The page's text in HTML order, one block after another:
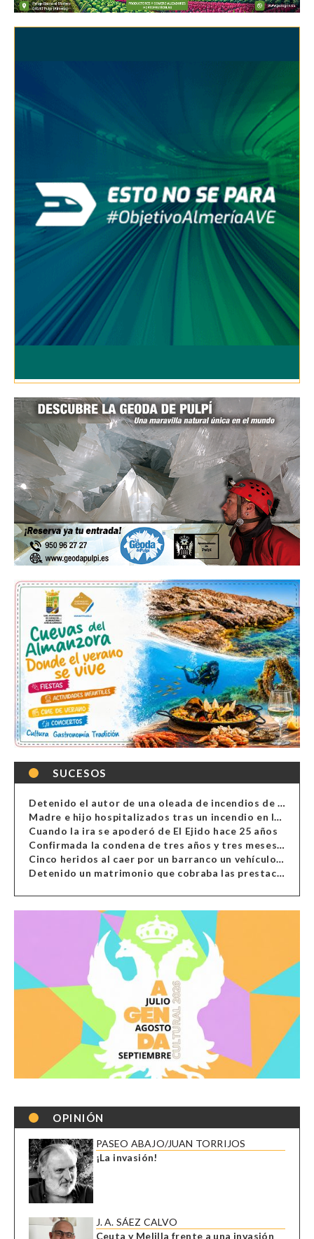
SUCESOS
Detenido el autor de una oleada de incendios de contenedores en Almería
Madre e hijo hospitalizados tras un incendio en la cocina de una vivienda en Almería
Cuando la ira se apoderó de El Ejido hace 25 años
Confirmada la condena de tres años y tres meses al hombre de Antas acusado de xenofobia
Cinco heridos al caer por un barranco un vehículo en Alcolea
Detenido un matrimonio que cobraba las prestaciones de ilegales en Almería, Granada, Málaga, Huelva y Murcia
OPINIÓN
PASEO ABAJO/JUAN TORRIJOS
¡La invasión!
J. A. SÁEZ CALVO
Ceuta y Melilla frente a una invasión